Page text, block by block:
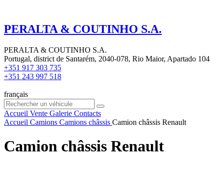
PERALTA & COUTINHO S.A.
PERALTA & COUTINHO S.A.
Portugal, district de Santarém, 2040-078, Rio Maior, Apartado 104
+351 917 303 735
+351 243 997 518
français
Accueil Vente Galerie Contacts
Accueil Camions Camions châssis Camion châssis Renault
Camion châssis Renault